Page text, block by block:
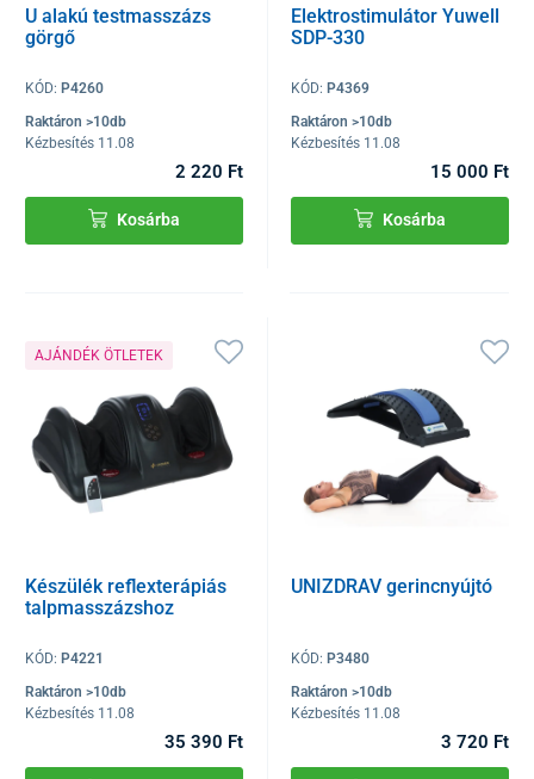
U alakú testmasszázs
görgő
KÓD: P4260
Raktáron >10db
Kézbesítés 11.08
2 220 Ft
Kosárba
Elektrostimulátor Yuwell
SDP-330
KÓD:P4369
Raktáron >10db
Kézbesítés 11.08
15 000 Ft
Kosárba
AJÁNDÉK ÖTLETEK
Készülék reflexterápiás
talpmasszázshoz
KÓD: P4221
Raktáron >10db
Kézbesítés 11.08
35 390 Ft
UNIZDRAV gerincnyújtó
KÓD:P3480
Raktáron >10db
Kézbesítés 11.08
3 720 Ft